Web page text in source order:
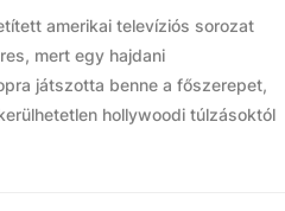
amerikai televíziós sorozat
mert egy hajdani
játszotta benne a főszerepet,
hollywoodi túlzásoktól